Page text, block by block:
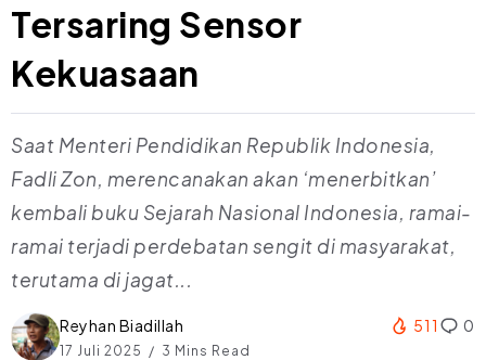
Tersaring Sensor
Kekuasaan
Saat Menteri Pendidikan Republik Indonesia,
Fadli Zon, merencanakan akan ‘menerbitkan’
kembali buku Sejarah Nasional Indonesia, ramai-
ramai terjadi perdebatan sengit di masyarakat,
terutama di jagat...
Reyhan Biadillah
17 Juli 2025 3 Mins Read
511 0